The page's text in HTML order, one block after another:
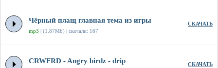
Чёрный плащ главная тема из игры
mp3 | (1.87Mb) | скачали: 167
СКАЧАТЬ
CRWFRD - Angry birdz - drip СКАЧАТЬ